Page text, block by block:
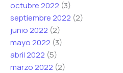
octubre 2022 (3)
septiembre 2022 (2)
junio 2022 (2)
mayo 2022 (3)
abril 2022 (5)
marzo 2022 (2)